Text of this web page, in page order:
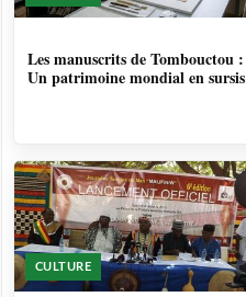
Les manuscrits de Tombouctou :
Un patrimoine mondial en sursis
CULTURE